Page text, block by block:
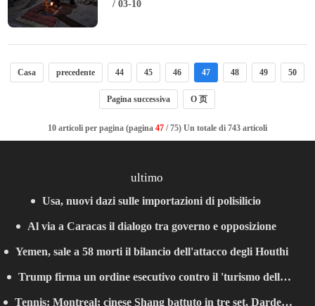
Gaza
/ 03-10
Casa precedente 44 45 46 47 48 49 50
Pagina successiva O 页
10 articoli per pagina (pagina 47/ 75) Un totale di 743 articoli
ultimo
Usa, nuovi dazi sulle importazioni di polisilicio
Al via a Caracas il dialogo tra governo e opposizione
Yemen, sale a 58 morti il bilancio dell'attacco degli Houthi
Trump firma un ordine esecutivo contro il 'turismo delle
nascite'
Tennis: Montreal; cinese Shang battuto in tre set, Darderi